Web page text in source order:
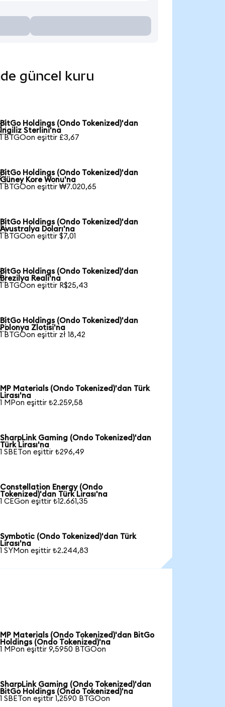
güncel kuru
BitGo Holdings (Ondo Tokenized)'dan
İngiliz Sterlini'na
1 BTGOon eşittir £3,67
BitGo Holdings (Ondo Tokenized)'dan
Güney Kore Wonu'na
1 BTGOon eşittir ₩7.020,65
BitGo Holdings (Ondo Tokenized)'dan
Avustralya Doları'na
1 BTGOon eşittir $7,01
BitGo Holdings (Ondo Tokenized)'dan
Brezilya Reali'na
1 BTGOon eşittir R$25,43
BitGo Holdings (Ondo Tokenized)'dan
Polonya Zlotisi'na
1 BTGOon eşittir zł 18,42
MP Materials (Ondo Tokenized)'dan Türk
Lirası'na
1 MPon eşittir ₺2.259,58
SharpLink Gaming (Ondo Tokenized)'dan
Türk Lirası'na
1 SBETon eşittir ₺296,49
Constellation Energy (Ondo
Tokenized)'dan Türk Lirası'na
1 CEGon eşittir ₺12.661,35
Symbotic (Ondo Tokenized)'dan Türk
Lirası'na
1 SYMon eşittir ₺2.244,83
MP Materials (Ondo Tokenized)'dan BitGo
Holdings (Ondo Tokenized)'na
1 MPon eşittir 9,5950 BTGOon
SharpLink Gaming (Ondo Tokenized)'dan
BitGo Holdings (Ondo Tokenized)'na
1 SBETon eşittir 1,2590 BTGOon